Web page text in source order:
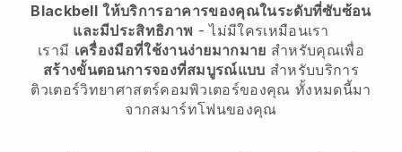
Blackbell ให้บริการอาคารของคุณในระดับที่ซับซ้อน
และมีประสิทธิภาพ - ไม่มีใครเหมือนเรา
เรามี เครื่องมือที่ใช้งานง่ายมากมาย สำหรับคุณเพื่อ
สร้างขั้นตอนการจองที่สมบูรณ์แบบ สำหรับบริการ
ติวเตอร์วิทยาศาสตร์คอมพิวเตอร์ของคุณ ทั้งหมดนี้มา
จากสมาร์ทโฟนของคุณ